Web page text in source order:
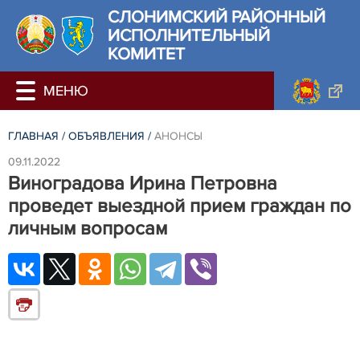
СЛОНИМСКИЙ РАЙОННЫЙ
ИСПОЛНИТЕЛЬНЫЙ
КОМИТЕТ
ГЛАВНАЯ / ОБЪЯВЛЕНИЯ / АНОНСЫ
09.11.2022
Виноградова Ирина Петровна
проведет выездной прием граждан по
личным вопросам